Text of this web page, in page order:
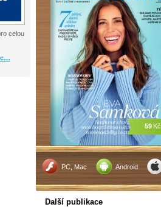
celou
PC, Mac Android
59Kč
Další publikace